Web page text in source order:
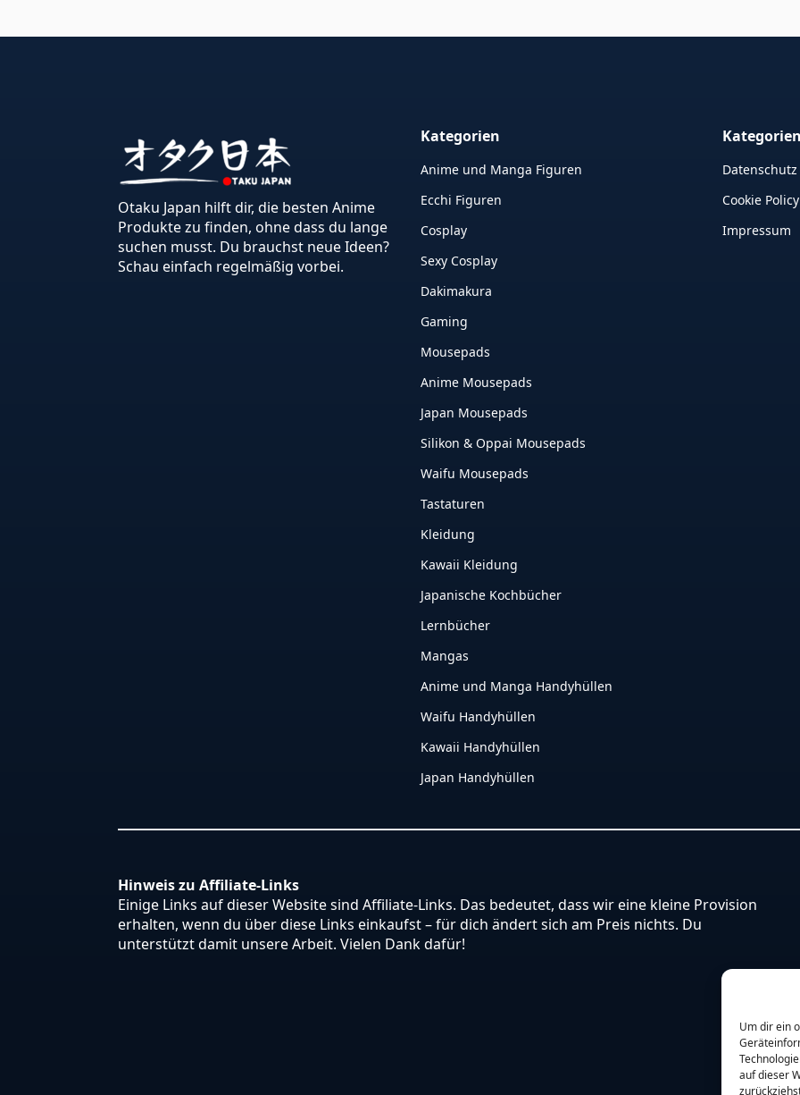
Um dir ein
auf dieser
Otaku Japan hilft dir, die besten Anime
Produkte zu finden, ohne dass du lange
suchen musst. Du brauchst neue Ideen?
Schau einfach regelmäßig vorbei.
Kategorien
Anime und Manga Figuren
Ecchi Figuren
Cosplay
Sexy Cosplay
Dakimakura
Gaming
Mousepads
Anime Mousepads
Japan Mousepads
Silikon & Oppai Mousepads
Waifu Mousepads
Tastaturen
Kleidung
Kawaii Kleidung
Japanische Kochbücher
Lernbücher
Mangas
Anime und Manga Handyhüllen
Waifu Handyhüllen
Kawaii Handyhüllen
Japan Handyhüllen
Kategorien
Datenschutz
Cookie
Impressum
Hinweis zu Affiliate-Links
Einige Links auf dieser Website sind Affiliate-Links. Das bedeutet, dass wir eine kleine Provision
erhalten, wenn du über diese Links einkaufst – für dich ändert sich am Preis nichts. Du
unterstützt damit unsere Arbeit. Vielen Dank dafür!